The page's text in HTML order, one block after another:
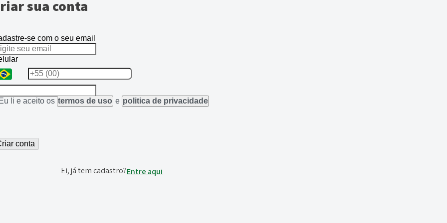
sua conta
se com o seu email
li e aceito os termos de uso e politica de privacidade
conta
Ei, já tem cadastro?Entre aqui